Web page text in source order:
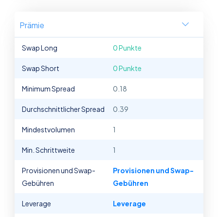
Prämie
Swap Long 0 Punkte
Swap Short 0 Punkte
Minimum Spread 0.18
Durchschnittlicher Spread 0.39
Mindestvolumen 1
Min. Schrittweite 1
Provisionen und Swap-
Gebühren
Provisionen und Swap-
Gebühren
Leverage Leverage